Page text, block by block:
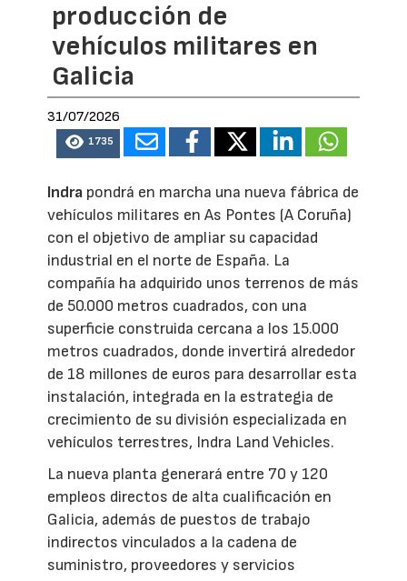
producción de
vehículos militares en
Galicia
31/07/2026
1735
Indra pondrá en marcha una nueva fábrica de
vehículos militares en As Pontes (A Coruña)
con el objetivo de ampliar su capacidad
industrial en el norte de España. La
compañía ha adquirido unos terrenos de más
de 50.000 metros cuadrados, con una
superficie construida cercana a los 15.000
metros cuadrados, donde invertirá alrededor
de 18 millones de euros para desarrollar esta
instalación, integrada en la estrategia de
crecimiento de su división especializada en
vehículos terrestres, Indra Land Vehicles.
La nueva planta generará entre 70 y 120
empleos directos de alta cualificación en
Galicia, además de puestos de trabajo
indirectos vinculados a la cadena de
suministro, proveedores y servicios